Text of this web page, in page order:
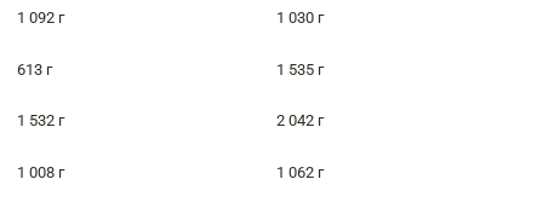
1 092 г 1 030 г
613 г 1 535 г
1 532 г 2 042 г
1 008 г 1 062 г